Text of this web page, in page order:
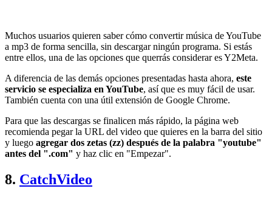
Muchos usuarios quieren saber cómo convertir música de YouTube
a mp3 de forma sencilla, sin descargar ningún programa. Si estás
entre ellos, una de las opciones que querrás considerar es Y2Meta.
A diferencia de las demás opciones presentadas hasta ahora, este
servicio se especializa en YouTube, así que es muy fácil de usar.
También cuenta con una útil extensión de Google Chrome.
Para que las descargas se finalicen más rápido, la página web
recomienda pegar la URL del video que quieres en la barra del sitio
y luego agregar dos zetas (zz) después de la palabra "youtube"
antes del ".com" y haz clic en "Empezar".
8. CatchVideo